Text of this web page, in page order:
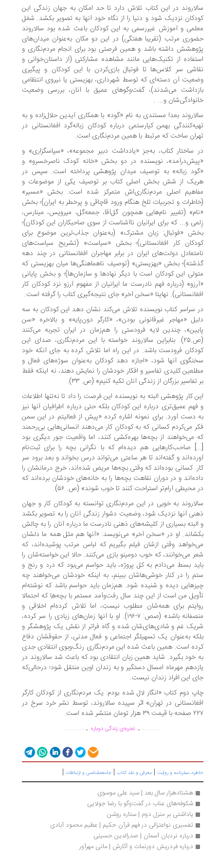
در این کتاب تلاش دارد تا حد امکان به جهان زندگی این
نزدیک شود و دنیا را از نگاه خود آنها به تصویر بکشد. شغل
و آموزش غیررسمی به این کودکان باعث شده بود سالاروند
مرتب (تقریبا هفتگی) در این دو مکان به‌عنوان میدان‌های
داشته باشد و همین فرصتی بود برای انجام مردم‌نگاری و
از تکنیک‌هایی مانند مشاهده مشارکتی (از داستان‌خوانی و
سر کلاس‌ها تا فوتبال بازی‌کردن با این کودکان و پیگیری
آن دسته‌ای که توسط شهرداری، بهزیستی یا نیروی انتظامی
می‌شدند)، گفت‌وگوهای عمیق با آنان، بررسی وضعیت
و... .
بعدا مستندی به نام «گود» با همکاری آیدین حلال‌زاده و به
بهمن کیارستمی درباره کودکان زباله‌گرد افغانستانی در
ساخت که مرتبط با همین مردم‌نگاری است.
ساختار کتاب، به‌جز «یادداشت دبیر مجموعه»، «سپاسگزاری» و
نویسنده در دو بخش «خانه کودک ناصر‌خسرو» و
زباله» به توصیف میدان پژوهشی پرداخته است. سپس در
از شش بخش اصلی کتاب بر توصیف یکی از موضوعات و
اصلی مردم‌نگاری‌اش متمرکز شده است. بخش «مسیر»
و تجربیات تلخ هنگام ورود قاچاقی و پرخطر به ایران)؛ بخش
(تغییر نام‌هایی همچون گل‌آقا، جمعه‌گل، میرویس، مینارس،
و... که برای ایرانیان ناآشناست از سوی صاحبکاران این کودکان)؛
«فوتبال: زبان مشترک» (به‌عنوان جذاب‌ترین موضوع برای
کار افغانستانی)؛ بخش «سیاست» (تشریح سیاست‌های
دولت‌های ایران در برابر مهاجران افغانستانی در چند دهه
بخش «بهزیستی» (توصیف ناهماهنگی‌ها میان بهزیستی که
این کودکان است با دیگر نهادها و سازمان‌ها)؛ و بخش پایانی
(درباره فهم نادرست ما ایرانیان از مفهوم آرزو نزد کودکان کار
نهایتا «سخن آخر» جای نتیجه‌گیری کتاب را گرفته است.
سراسر کتاب نویسنده تلاش می‌کند نشان دهد این کودکان به سه
«مهاجر غیرقانونی بودن»، «کارگر دون‌پایه» و بالاخره «سن
چندین لایه فرودستی را هم‌زمان در ایران تجربه می‌کنند
(ص.۲۵). بنابراین سالاروند خواسته با این مردم‌نگاری، صدای این
فرودست باشد. در این راه اما تلاش کرده به جای آنکه خود
آنها شود، «اجازه دهد کودکان به‌عنوان سوژه‌های فعال و
کلیدی تفاسیر و افکار خودشان را نمایش دهند، نه اینکه فقط
تفاسیر بزرگان از زندگی آنان تکیه کنیم» (ص. ۳۳).
کار پژوهشی البته به نویسنده این فرصت را داد تا نه‌تنها اطلاعات
عمیق‌تری درباره این کودکان بلکه حتی درباره اطرافیان آنها نیز
دست آورد. برای نمونه اشاره کرده «پیش از فعالیتم در این سمن
می‌کردم کسانی که به کودکان کار می‌دهند انسانی‌هایی بی‌رحمند
می‌خواهند از بچه‌ها بهره‌کشی کنند، اما واقعیت جور دیگری بود
صاحب‌کارهایی هم دیده‌‌ام که با نگرانی بچه را برای ثبت‌نام
و گفته‌اند تا هر ساعتی می‌تواند درس بخواند و بعد برود سر
کسانی بوده‌‌اند که وقتی بچه‌ها مریض شده‌‌اند، خرج درمانشان را
و در دوران نقاهت بچه‌ها را به خانه‌های خودشان برده‌اند که
محیطی آرام‌تر استراحت کنند تا خوب شوند» (ص. ۵۶).
به خوبی در این مردم‌نگاری توانسته به کودکان کار و جهان
آنها نزدیک شود، وضعیت دشوار زندگی آنان را به تصویر بکشد
بسیاری از کلیشه‌های ذهنی نادرست ما درباره آنان را به چالش
او در «سخن آخر» می‌نویسد: «آنها هم مثل همه ما دلشان
وقتی ازشان فیلم بگیریم که لباس مرتب پوشیده‌اند، که
می‌خوانند، که خوب دومینو بازی می‌کنند. حالا این خواسته‌شان را
بسط می‌دادم به کل پروژه، باید حواسم می‌بود که درد و رنج و
را در کنار خوشی‌هاشان ببینم، به اینکه خودشان می‌خواهند چه
دیده و شنیده شود. هم‌زمان باید حواسم باشد که نوشته‌ام
من است از این چند سال رفت‌و‌آمد مستمر با بچه‌هاِ که احتمالا
برای همه‌شان مطلوب نیستِ، اما تلاش کرده‌ام اخلاقی و
منصفانه باشد» (صص: ۷-۱۹۶). او با آنها زمان‌های زیادی را سر کرده،
غم و شادی‌های‌شان شده و گاه فراتر از نقش یک پژوهشگر و
به‌عنوان یک تسهیلگر اجتماعی و فعال مدنی، از حقوقشان دفاع
است. همین باعث شده این مردم‌نگاری رنگ‌و‌بوی انتقادی جدی
خود بگیرد. شاید همین زبان انتقادی بود که باعث شد سالاروند در
مهرماه امسال دستگیر و به زندان اوین منتقل شود؛ درحالی‌که
این افراد زندان نیست.
دوم کتاب «انگار لال شده بودم: یک مردم‌نگاری از کودکان کارگر
در تهران» اثر سپیده سالاروند، توسط نشر خرد سرخ در
.............. .تجربه‌ی زندگی دوباره ...............
سفرنامه‌ و روایت|معرفی و نقد کتاب|جامعه‌شناسی و ارتباطات |
هشتادهزار سال بعد | سید علی موسوی
شکوفه‌های عناب در گفت‌وگو با رضا جولایی
یاداشتی بر منزل دوم | ستاره روشن
تفسیری نواعتزالی در فهم قرآن حکیم | عظیم محمود آبادی
درباره نردبان آسمان | صدرالدین حسینی
درباره فردریش دورنمات و آثارش | مانی مهرآور